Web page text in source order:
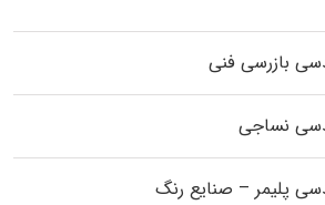
بازرسی فنی
نساجی
پلیمر – صنایع رنگ